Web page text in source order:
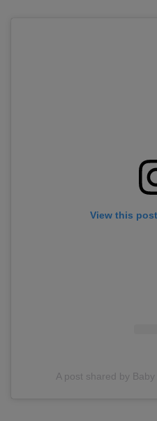
View this
A post shared by